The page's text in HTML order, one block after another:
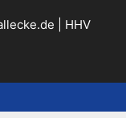
HHV